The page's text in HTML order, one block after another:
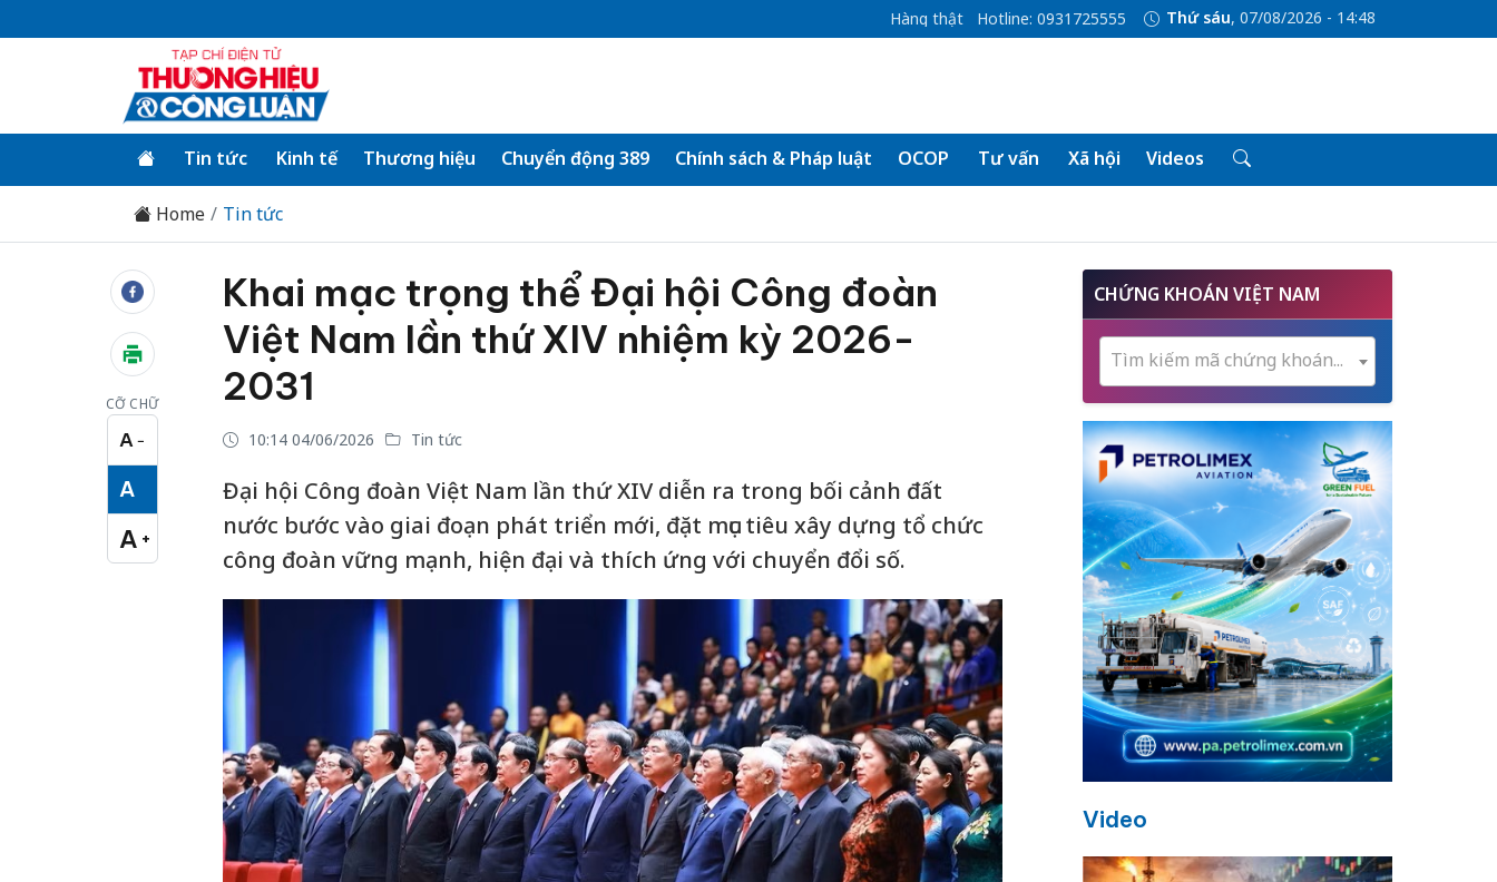
Hàng thật Hotline: 0931725555 Thứ sáu, 07/08/2026 - 14:48
Tin tức Kinh tế Thương hiệu Chuyển động 389 Chính sách & Pháp luật OCOP Tư vấn Xã hội Videos
Home Tin tức
CỠ CHỮ
A −
Cỡ chữ nhỏ
A
Cỡ chữ vừa
A +
Cỡ chữ lớn
Khai mạc trọng thể Đại hội Công đoàn
Việt Nam lần thứ XIV nhiệm kỳ 2026-
2031
10:14 04/06/2026 Tin tức
Đại hội Công đoàn Việt Nam lần thứ XIV diễn ra trong bối cảnh đất
nước bước vào giai đoạn phát triển mới, đặt mục tiêu xây dựng tổ chức
công đoàn vững mạnh, hiện đại và thích ứng với chuyển đổi số.
CHỨNG KHOÁN VIỆT NAM
Tìm kiếm mã chứng khoán...
Video